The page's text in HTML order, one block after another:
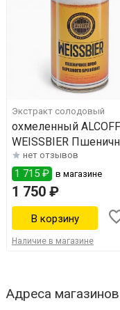
Экстракт солодовый
охмеленный ALCOFF
WEISSBIER
нет отзывов
1 715 ₽ в магазине
1 750 ₽
Наличие в магазине
Адреса